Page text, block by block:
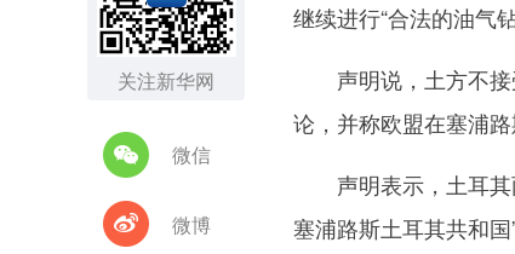
关注新华网
微信
微博
继续进行“合法的油气钻
声明说，土方不接
论，并称欧盟在塞浦路
声明表示，土耳其
塞浦路斯土耳其共和国